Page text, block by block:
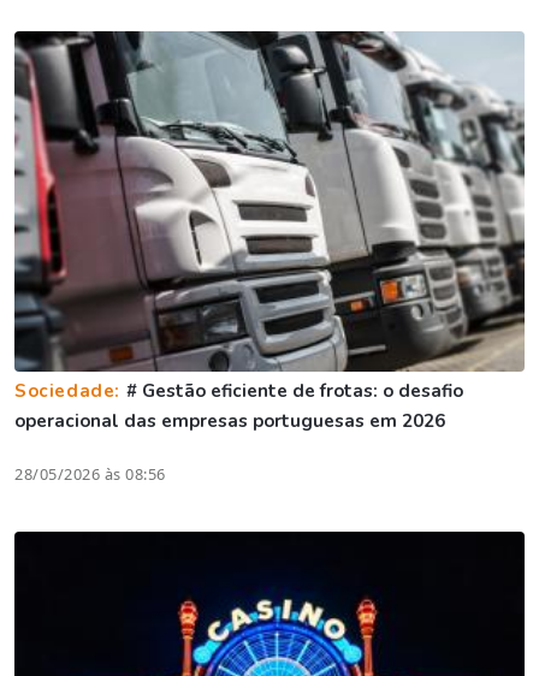
Sociedade: # Gestão eficiente de frotas: o desafio
operacional das empresas portuguesas em 2026
28/05/2026 às 08:56